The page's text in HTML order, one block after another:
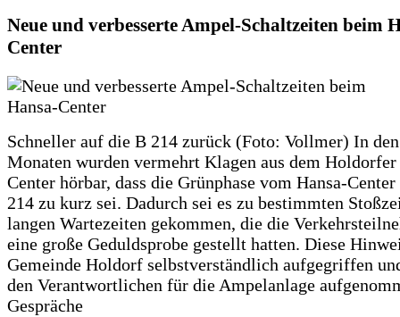
Neue und verbesserte Ampel-Schaltzeiten beim
Center
Schneller auf die B 214 zurück (Foto: Vollmer) In
Monaten wurden vermehrt Klagen aus dem Holdorfer
Center hörbar, dass die Grünphase vom Hansa-
214 zu kurz sei. Dadurch sei es zu bestimmten
langen Wartezeiten gekommen, die die
eine große Geduldsprobe gestellt hatten. Diese
Gemeinde Holdorf selbstverständlich aufgegriffen
den Verantwortlichen für die Ampelanlage
Gespräche